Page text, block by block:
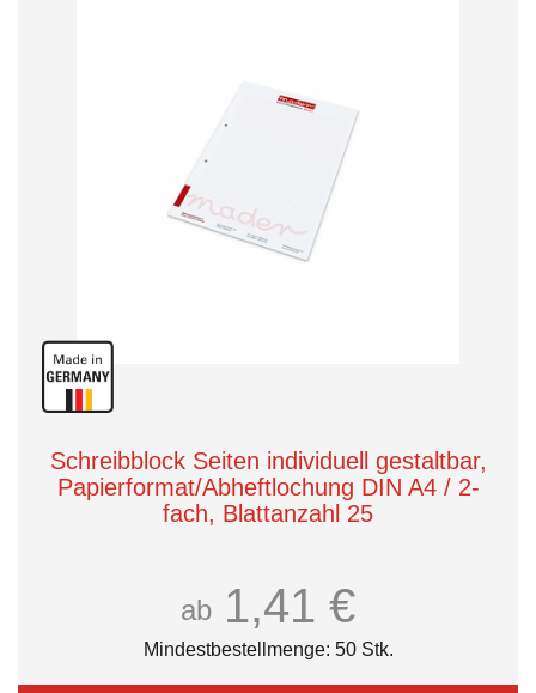
Schreibblock Seiten individuell gestaltbar,
Papierformat/Abheftlochung DIN A4 / 2-
fach, Blattanzahl 25
ab 1,41 €
Mindestbestellmenge: 50 Stk.